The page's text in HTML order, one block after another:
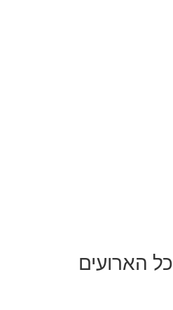
כל הארועים